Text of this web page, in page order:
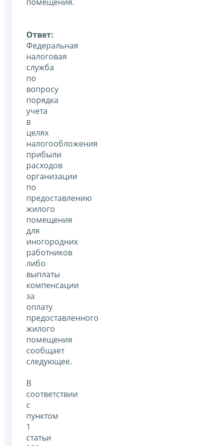
Ответ:
Федеральная
налоговая
служба
по
вопросу
порядка
учета
в
целях
налогообложения
прибыли
расходов
организации
по
предоставлению
жилого
помещения
для
иногородних
работников
либо
выплаты
компенсации
за
оплату
предоставленного
жилого
помещения
сообщает
следующее.
В
соответствии
с
пунктом
1
статьи